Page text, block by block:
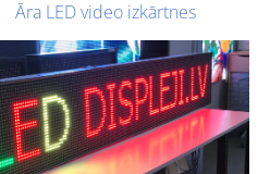
Āra LED video izkārtnes